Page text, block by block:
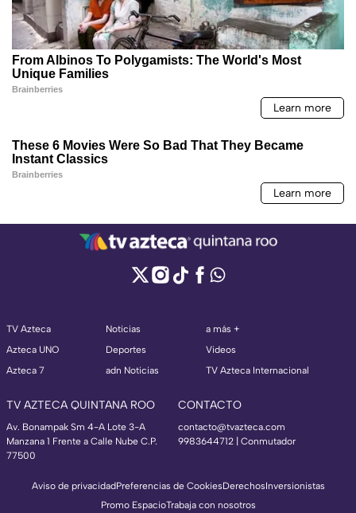
TV Azteca
Azteca UNO
Azteca 7
Noticias
Deportes
adn Noticias
a más +
Videos
TV Azteca Internacional
TV AZTECA QUINTANA ROO
Av. Bonampak Sm 4-A Lote 3-A
Manzana 1 Frente a Calle Nube C.P.
77500
CONTACTO
contacto@tvazteca.com
9983644712 | Conmutador
Aviso de privacidadPreferencias de CookiesDerechosInversionistas
Promo EspacioTrabaja con nosotros